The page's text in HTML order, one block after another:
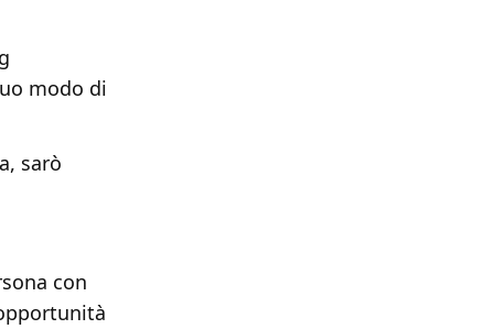
modo di
sarò
con